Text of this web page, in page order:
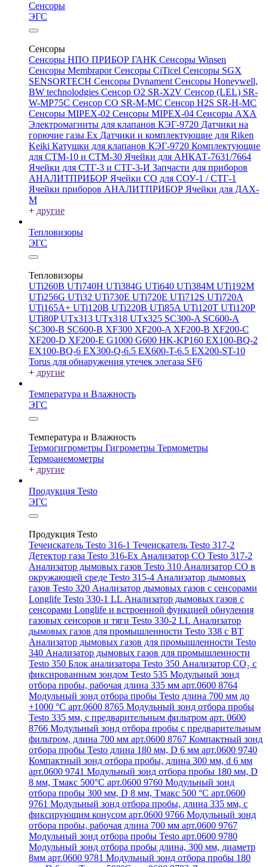
Сенсоры
ЭГС
Сенсоры
Сенсоры НПО ПРИБОР ГАНК Сенсоры Winsen
Сенсоры MembraporСенсоры CiTicel Сенсоры SGX
SENSORTECH Сенсоры Dynament Сенсоры Honeywell,
BW technolodgies Сенсор O2 SR-X2V Сенсор (LEL) SR-
W-MP75C Сенсор CO SR-M-MC Сенсор H2S SR-H-MC
Сенсоры MIPEX-02 Сенсоры MIPEX-04 Сенсоры АХА
Электромагниты для клапанов КЭГ-9720 Датчики на
горючие газы Ex Датчики и комплектующие для Riken
Keiki Катушки для клапанов КЭГ-9720 Комплектующие
для СТМ-10 и СТМ-30 Ячейки для АНКАТ-7631/7664
Ячейки для СТГ-3 и СТГ-3-И Запчасти для приборов
АНАЛИТПРИБОР Ячейки CO для СОУ-1 / СТГ-1
Ячейки приборов АНАЛИТПРИБОР Ячейки для ДАХ-
М
+ другие
Тепловизоры
ЭГС
Тепловизоры
UTi260В UTi740H UTi384G UTi640 UTi384M UTi192M
UTi256G UTi32 UTi730E UTi720E UTi712S UTi720A
UTi165A+ UTi120B UTi220B UTi85A UTi120T UTi120P
UTi80PUTx313 UTx318 UTx325 SC300-A SC600-A
SC300-B SC600-B XF300 XF200-A XF200-B XF200-C
XF200-D XF200-E G1000 G600 HK-KP160 EX100-BQ-2
EX100-BQ-6 EX300-Q-6.5 EX600-T-6.5 EX200-ST-10
Torus для обнаружения утечек элегаза SF6
+ другие
Температура и Влажность
ЭГС
Температура и Влажность
Термогигрометры Гигрометры Термометры
Термоанемометры
+ другие
Продукция Testo
ЭГС
Продукция Testo
Течеискатель Testo 316-1 Течеискатель Testo 317-2
Детектор газа Testo 316-Ex Анализатор CO Testo 317-2
Анализатор дымовых газов Testo 310 Анализатор CO в
окружающей среде Testo 315-4 Анализатор дымовых
газов Testo 320 Анализатор дымовых газов с сенсорами
Longlife Testo 330-1 LL Анализатор дымовых газов с
сенсорами Longlife и встроенной функцией обнуления
газовых сенсоров и тяги Testo 330-2 LL Анализатор
дымовых газов для промышленности Testo 338 с BT
Анализатор дымовых газов для промышленности Testo
340 Анализатор дымовых газов для промышленности
Testo 350 Блок анализатора Testo 350 Анализатор СО₂ с
фиксированным зондом Testo 535 Модульный зонд
отбора пробы, рабочая длина 335 мм арт.0600 8764
Модульный зонд отбора пробы Testo длина 700 мм до
+1000 °С арт.0600 8765 Модульный зонд отбора пробы
Testo 335 мм, с предварительным фильтром арт. 0600
8766 Модульный зонд отбора пробы с предварительным
фильтром, длина 700 мм арт.0600 8767 Компактный зонд
отбора пробы Testo длина 180 мм, D 6 мм арт.0600 9740
Компактный зонд отбора пробы, длина 300 мм, d 6 мм
арт.0600 9741 Модульный зонд отбора пробы 180 мм, D
8 мм, Tмакс 500°С арт.0600 9760 Модульный зонд
отбора пробы 300 мм, D 8 мм, Tмакс 500 °C арт.0600
9761 Модульный зонд отбора пробы, длина 335 мм, с
фиксирующим конусом арт.0600 9766 Модульный зонд
отбора пробы, рабочая длина 700 мм арт.0600 9767
Модульный зонд отбора пробы Testo арт.0600 9780
Модульный зонд отбора пробы длина, 300 мм, диаметр
8мм арт.0600 9781 Модульный зонд отбора пробы 180